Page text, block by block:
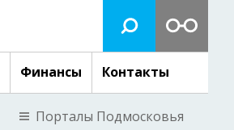
Финансы Контакты
Порталы Подмосковья